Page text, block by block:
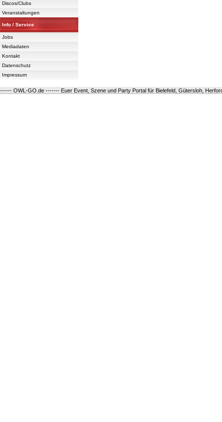
Discos/Clubs
Veranstaltungen
Info / Service
Jobs
Mediadaten
Kontakt
Datenschutz
Impressum
------ OWL-GO.de ------- Euer Event, Szene und Party Portal für Bielefeld, Gütersloh,